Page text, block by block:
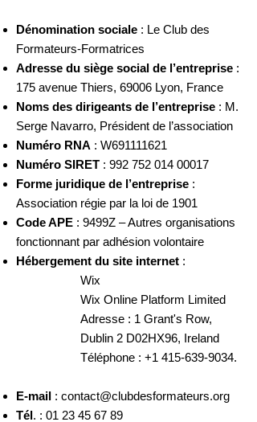
Dénomination sociale : Le Club des
Formateurs-Formatrices
Adresse du siège social de l’entreprise :
175 avenue Thiers, 69006 Lyon, France
Noms des dirigeants de l’entreprise : M.
Serge Navarro, Président de l’association
Numéro RNA : W691111621
Numéro SIRET : 992 752 014 00017
Forme juridique de l’entreprise :
Association régie par la loi de 1901
Code APE : 9499Z – Autres organisations
fonctionnant par adhésion volontaire
Hébergement du site internet :
Wix
Wix Online Platform Limited
Adresse : 1 Grant's Row,
Dublin 2 D02HX96, Ireland
Téléphone : +1 415-639-9034. ​
E-mail : contact@clubdesformateurs.org
Tél. : 01 23 45 67 89